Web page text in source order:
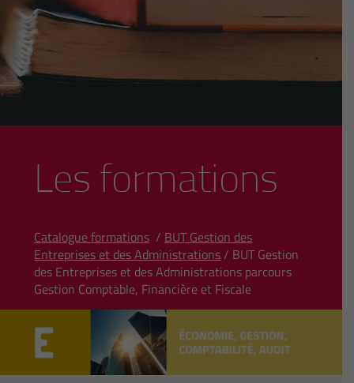
Les formations
Catalogue formations / BUT Gestion des
Entreprises et des Administrations/ BUT Gestion
des Entreprises et des Administrations parcours
Gestion Comptable, Financière et Fiscale